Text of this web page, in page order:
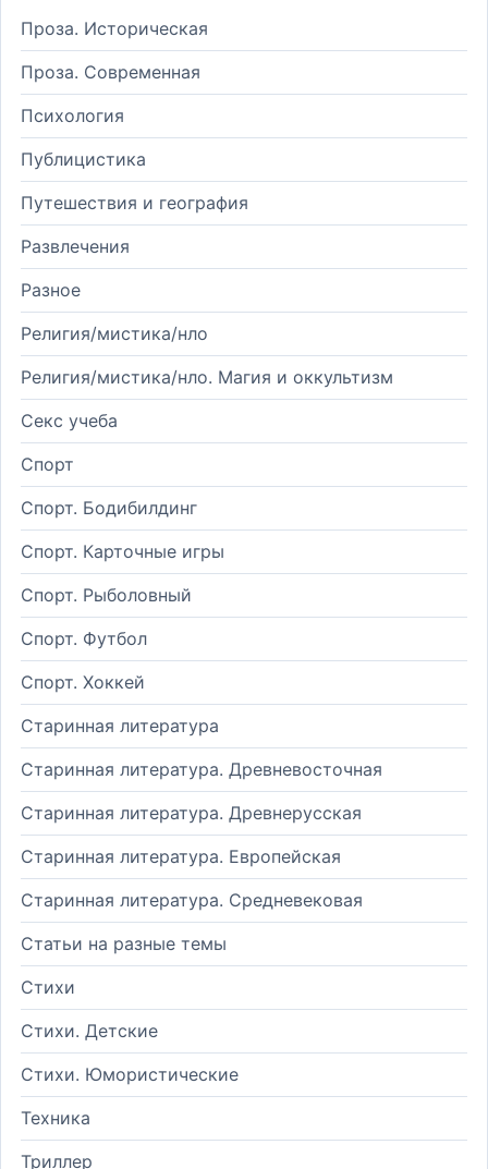
Проза. Историческая
Проза. Современная
Психология
Публицистика
Путешествия и география
Развлечения
Разное
Религия/мистика/нло
Религия/мистика/нло. Магия и оккультизм
Секс учеба
Спорт
Спорт. Бодибилдинг
Спорт. Карточные игры
Спорт. Рыболовный
Спорт. Футбол
Спорт. Хоккей
Старинная литература
Старинная литература. Древневосточная
Старинная литература. Древнерусская
Старинная литература. Европейская
Старинная литература. Средневековая
Статьи на разные темы
Стихи
Стихи. Детские
Стихи. Юмористические
Техника
Триллер